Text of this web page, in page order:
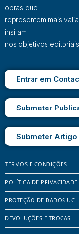
obras que
representem mais
insiram
nos objetivos
Entrar em
Submeter
Submeter Artigo
TERMOS E CONDIÇÕES
POLÍTICA DE PRIVACIDADE
PROTEÇÃO DE DADOS UC
DEVOLUÇÕES E TROCAS